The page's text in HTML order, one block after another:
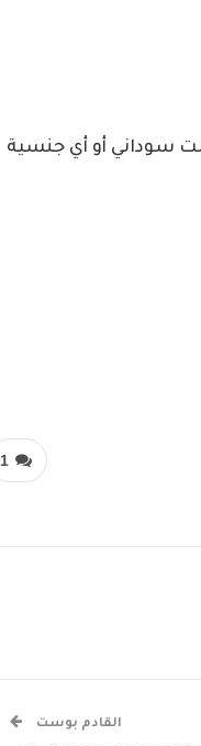
سوداني أو أي جنسية
1
القادم بوست